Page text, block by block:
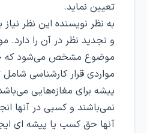
تعیین نماید.
به نظر نویسنده این نظر
و تجدید نظر در آن را دارد.
موضوع مشخص می‌شود که
مواردی قرار کارشناسی
پیشه برای مغازه‌هایی
نمی‌باشند و کسبی در آنها
آنها حق کسب یا پیشه ای